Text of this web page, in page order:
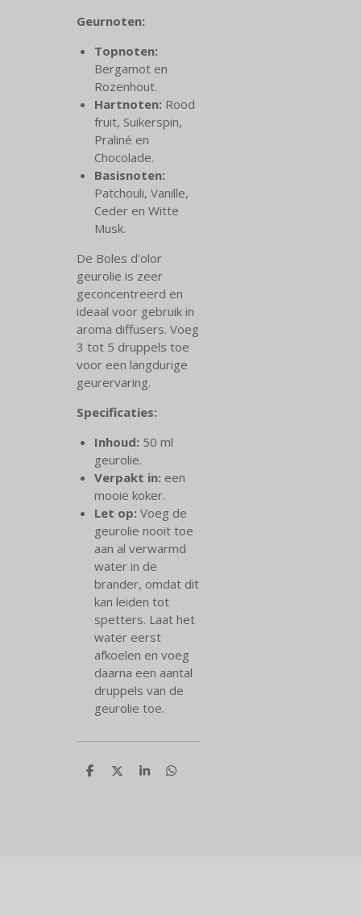
Geurnoten:
Topnoten:
Bergamot en
Rozenhout.
Hartnoten: Rood
fruit, Suikerspin,
Praliné en
Chocolade.
Basisnoten:
Patchouli, Vanille,
Ceder en Witte
Musk.
De Boles d'olor
geurolie is zeer
geconcentreerd en
ideaal voor gebruik in
aroma diffusers. Voeg
3 tot 5 druppels toe
voor een langdurige
geurervaring.
Specificaties:
Inhoud: 50 ml
geurolie.
Verpakt in: een
mooie koker.
Let op: Voeg de
geurolie nooit toe
aan al verwarmd
water in de
brander, omdat dit
kan leiden tot
spetters. Laat het
water eerst
afkoelen en voeg
daarna een aantal
druppels van de
geurolie toe.
D
D
S
D